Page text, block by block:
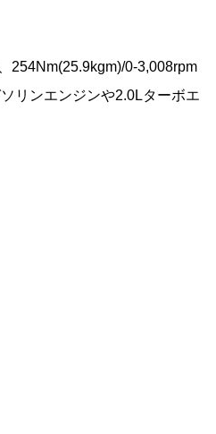
254Nm(25.9kgm)/0-3,008rpm
リンエンジンや2.0Lターボエ